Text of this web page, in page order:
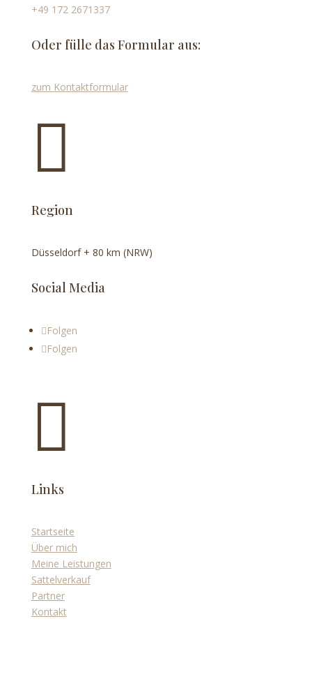
+49 172 2671337
Oder fülle das Formular aus:
zum Kontaktformular

Region
Düsseldorf + 80 km (NRW)
Social Media
Folgen
Folgen

Links
Startseite
Über mich
Meine Leistungen
Sattelverkauf
Partner
Kontakt